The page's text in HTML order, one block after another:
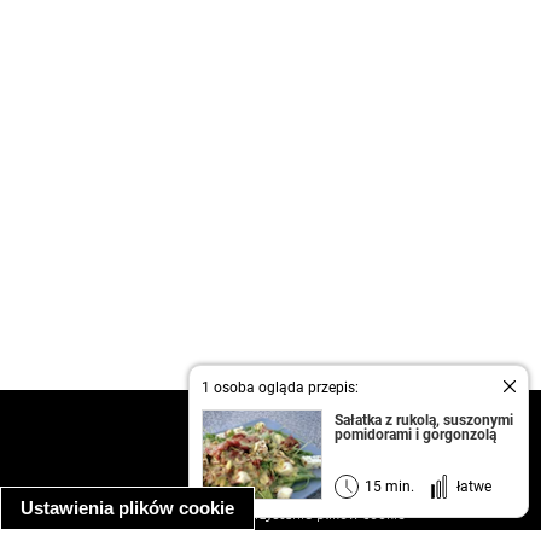
Ustawienia plików cookie
1 osoba ogląda przepis:
Sałatka z rukolą, suszonymi
pomidorami i gorgonzolą
15 min. łatwe
kontakt
regulamin
informacja o prywatności
informacja o wykorzystaniu plików cookie